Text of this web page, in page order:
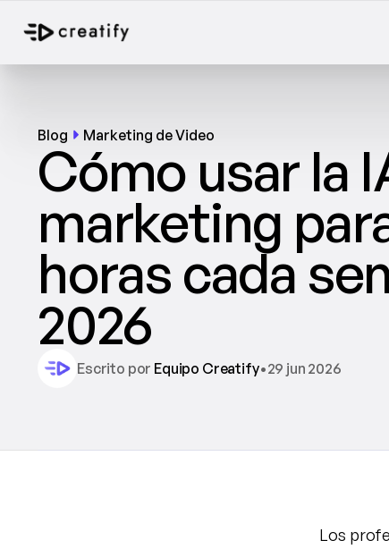
Blog Marketing de Video
Cómo usar la
marketing
horas cada
2026
Escrito por Equipo Creatify•29 jun 2026
Los